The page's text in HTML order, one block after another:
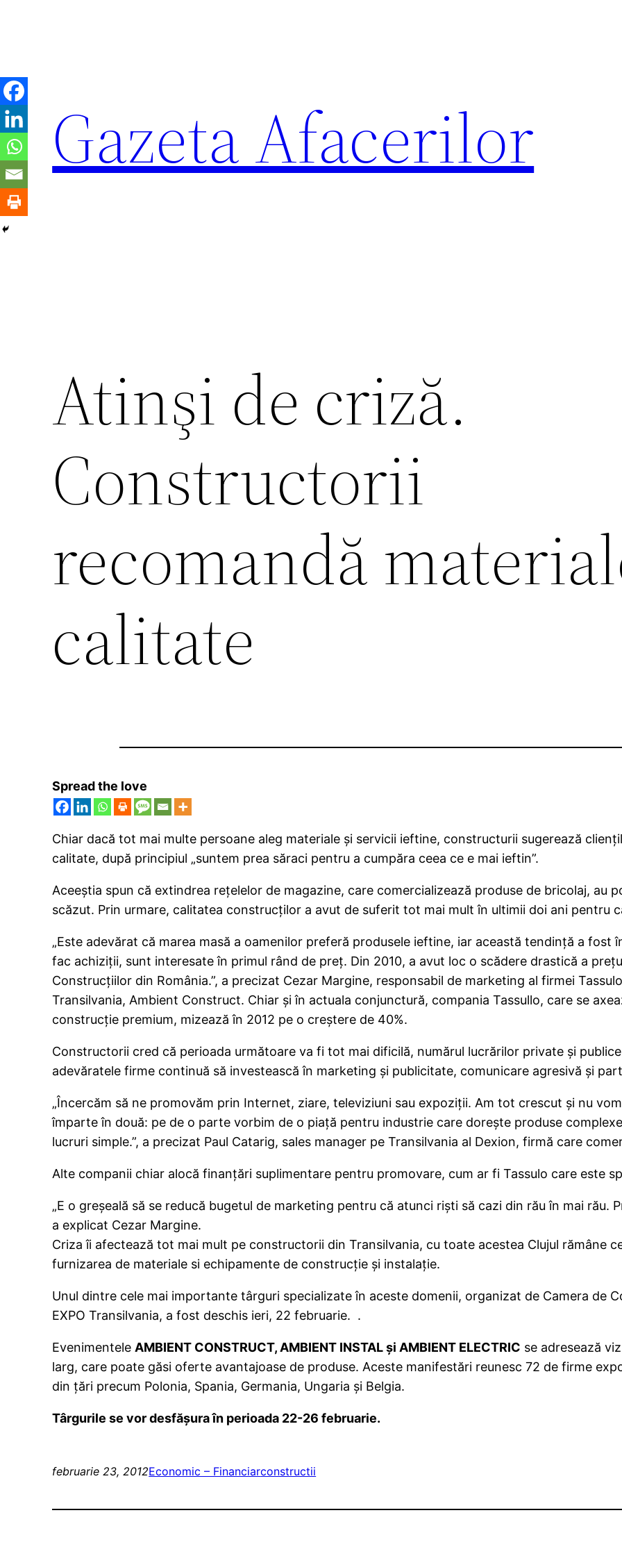
Gazeta Afacerilor
Atinşi de criză.
Constructorii
recomandă
calitate
Spread the love
Chiar dacă tot mai multe persoane aleg materiale şi servicii ieftine, constructurii sugerează
calitate, după principiul „suntem prea săraci pentru a cumpăra ceea ce e mai ieftin”.
Aceeştia spun că extindrea reţelelor de magazine, care comercializează produse de bricolaj, au
scăzut. Prin urmare, calitatea construcţilor a avut de suferit tot mai mult în ultimii doi ani pentru
„Este adevărat că marea masă a oamenilor preferă produsele ieftine, iar această tendinţă a fost
fac achiziţii, sunt interesate în primul rând de preţ. Din 2010, a avut loc o scădere drastică a
Construcţiilor din România.”, a precizat Cezar Margine, responsabil de marketing al firmei
Transilvania, Ambient Construct. Chiar şi în actuala conjunctură, compania Tassullo, care se
construcţie premium, mizează în 2012 pe o creştere de 40%.
Constructorii cred că perioada următoare va fi tot mai dificilă, numărul lucrărilor private şi
adevăratele firme continuă să investească în marketing şi publicitate, comunicare agresivă şi
„Încercăm să ne promovăm prin Internet, ziare, televiziuni sau expoziţii. Am tot crescut şi nu
împarte în două: pe de o parte vorbim de o piaţă pentru industrie care doreşte produse
lucruri simple.”, a precizat Paul Catarig, sales manager pe Transilvania al Dexion, firmă care
Alte companii chiar alocă finanţări suplimentare pentru promovare, cum ar fi Tassulo care este
„E o greşeală să se reducă bugetul de marketing pentru că atunci rişti să cazi din rău în mai rău.
a explicat Cezar Margine.
Criza îi afectează tot mai mult pe constructorii din Transilvania, cu toate acestea Clujul rămâne
furnizarea de materiale si echipamente de construcţie şi instalaţie.
Unul dintre cele mai importante târguri specializate în aceste domenii, organizat de Camera de
EXPO Transilvania, a fost deschis ieri, 22 februarie. .
Evenimentele AMBIENT CONSTRUCT, AMBIENT INSTAL şi AMBIENT ELECTRIC se adresează
larg, care poate găsi oferte avantajoase de produse. Aceste manifestări reunesc 72 de firme
din ţări precum Polonia, Spania, Germania, Ungaria şi Belgia.
Târgurile se vor desfăşura în perioada 22-26 februarie.
februarie 23, 2012Economic – Financiarconstructii